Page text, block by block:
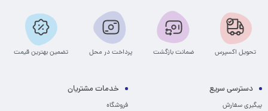
تحویل اکسپرس ضمانت بازگشت پرداخت در محل تضمین بهترین قیمت
دسترسی سریع
پیگیری سفارش
خدمات مشتریان
فروشگاه